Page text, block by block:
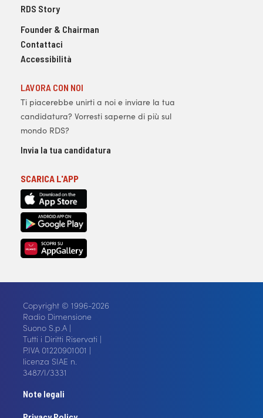
RDS Story
Founder & Chairman
Contattaci
Accessibilità
LAVORA CON NOI
Ti piacerebbe unirti a noi e inviare la tua
candidatura? Vorresti saperne di più sul
mondo RDS?
Invia la tua candidatura
SCARICA L'APP
Copyright © 1996-2026
Radio Dimensione
Suono S.p.A |
Tutti i Diritti Riservati |
P.IVA 01220901001 |
licenza SIAE n.
3487/I/3331
Note legali